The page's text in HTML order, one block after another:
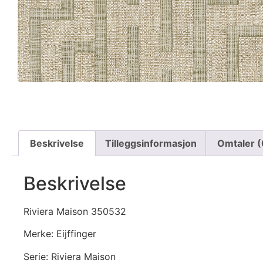
Beskrivelse Tilleggsinformasjon Omtaler
Beskrivelse
Riviera Maison 350532
Merke: Eijffinger
Serie: Riviera Maison